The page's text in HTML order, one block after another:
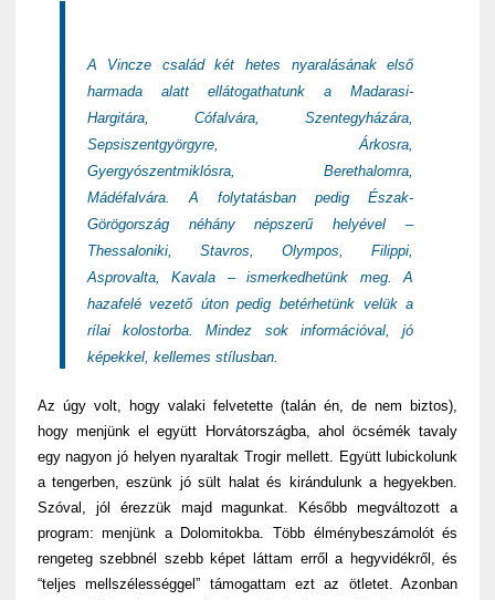
A Vincze család két hetes nyaralásának első
harmada alatt ellátogathatunk a Madarasi-
Hargitára, Cófalvára, Szentegyházára,
Sepsiszentgyörgyre, Árkosra,
Gyergyószentmiklósra, Berethalomra,
Mádéfalvára. A folytatásban pedig Észak-
Görögország néhány népszerű helyével –
Thessaloniki, Stavros, Olympos, Filippi,
Asprovalta, Kavala – ismerkedhetünk meg. A
hazafelé vezető úton pedig betérhetünk velük a
rílai kolostorba. Mindez sok információval, jó
képekkel, kellemes stílusban.
Az úgy volt, hogy valaki felvetette (talán én, de nem biztos),
hogy menjünk el együtt Horvátországba, ahol öcsémék tavaly
egy nagyon jó helyen nyaraltak Trogir mellett. Együtt lubickolunk
a tengerben, eszünk jó sült halat és kirándulunk a hegyekben.
Szóval, jól érezzük majd magunkat. Később megváltozott a
program: menjünk a Dolomitokba. Több élménybeszámolót és
rengeteg szebbnél szebb képet láttam erről a hegyvidékről, és
“teljes mellszélességgel” támogattam ezt az ötletet. Azonban